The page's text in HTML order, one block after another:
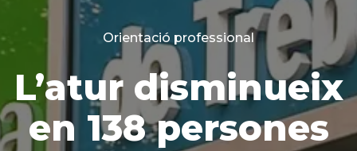
Categories
Orientació professional
L’atur disminueix
en 138 persones